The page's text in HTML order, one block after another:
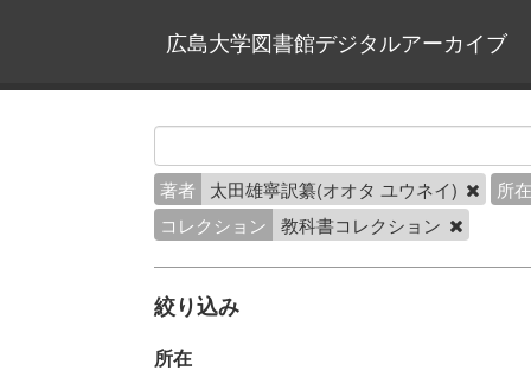
広島大学図書館デジタルアーカイブ
著者 太田雄寧訳纂(オオタ ユウネイ)
所在
コレクション
教科書コレクション
絞り込み
所在